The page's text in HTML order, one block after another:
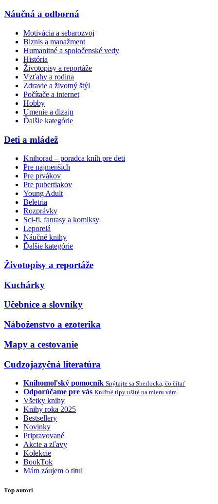
Náučná a odborná
Motivácia a sebarozvoj
Biznis a manažment
Humanitné a spoločenské vedy
História
Životopisy a reportáže
Vzťahy a rodina
Zdravie a životný štýl
Počítače a internet
Hobby
Umenie a dizajn
Ďalšie kategórie
Deti a mládež
Knihorad – poradca kníh pre deti
Pre najmenších
Pre prvákov
Pre pubertiakov
Young Adult
Beletria
Rozprávky
Sci-fi, fantasy a komiksy
Leporelá
Náučné knihy
Ďalšie kategórie
Životopisy a reportáže
Kuchárky
Učebnice a slovníky
Náboženstvo a ezoterika
Mapy a cestovanie
Cudzojazyčná literatúra
Knihomoľský pomocník Spýtajte sa Sherlocka, čo čítať
Odporúčame pre vás Knižné tipy ušité na mieru vám
Všetky knihy
Knihy roka 2025
Bestsellery
Novinky
Pripravované
Akcie a zľavy
Kolekcie
BookTok
Mám záujem o titul
Top autori